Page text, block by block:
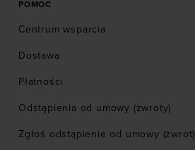
POMOC
Centrum wsparcia
Dostawa
Płatności
Odstąpienia od umowy (zwroty)
Zgłoś odstąpienie od umowy (zwrot)